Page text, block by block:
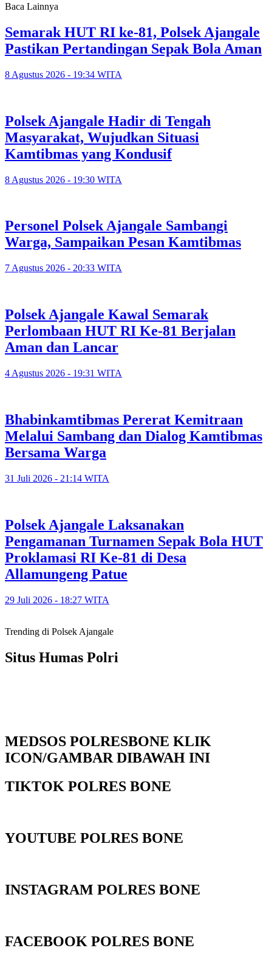
Baca Lainnya
Semarak HUT RI ke-81, Polsek Ajangale
Pastikan Pertandingan Sepak Bola Aman
8 Agustus 2026 - 19:34 WITA
Polsek Ajangale Hadir di Tengah
Masyarakat, Wujudkan Situasi
Kamtibmas yang Kondusif
8 Agustus 2026 - 19:30 WITA
Personel Polsek Ajangale Sambangi
Warga, Sampaikan Pesan Kamtibmas
7 Agustus 2026 - 20:33 WITA
Polsek Ajangale Kawal Semarak
Perlombaan HUT RI Ke-81 Berjalan
Aman dan Lancar
4 Agustus 2026 - 19:31 WITA
Bhabinkamtibmas Pererat Kemitraan
Melalui Sambang dan Dialog Kamtibmas
Bersama Warga
31 Juli 2026 - 21:14 WITA
Polsek Ajangale Laksanakan
Pengamanan Turnamen Sepak Bola HUT
Proklamasi RI Ke-81 di Desa
Allamungeng Patue
29 Juli 2026 - 18:27 WITA
Trending di Polsek Ajangale
Situs Humas Polri
MEDSOS POLRESBONE KLIK
ICON/GAMBAR DIBAWAH INI
TIKTOK POLRES BONE
YOUTUBE POLRES BONE
INSTAGRAM POLRES BONE
FACEBOOK POLRES BONE